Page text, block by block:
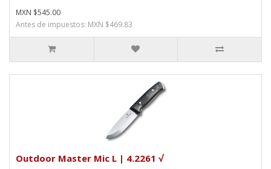
MXN $545.00
Antes de impuestos: MXN $469.83
Outdoor Master Mic L | 4.2261 √